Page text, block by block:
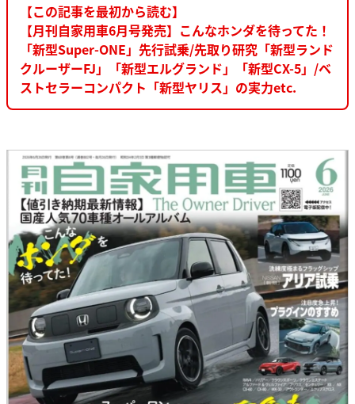
【この記事を最初から読む】
【月刊自家用車6月号発売】こんなホンダを待ってた！
「新型Super-ONE」先行試乗/先取り研究「新型ランド
クルーザーFJ」「新型エルグランド」「新型CX-5」/ベ
ストセラーコンパクト「新型ヤリス」の実力etc.